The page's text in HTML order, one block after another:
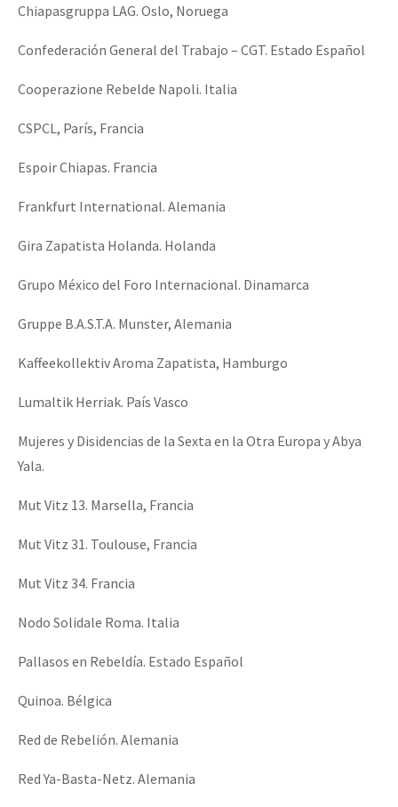
Chiapasgruppa LAG. Oslo, Noruega
Confederación General del Trabajo – CGT. Estado Español
Cooperazione Rebelde Napoli. Italia
CSPCL, París, Francia
Espoir Chiapas. Francia
Frankfurt International. Alemania
Gira Zapatista Holanda. Holanda
Grupo México del Foro Internacional. Dinamarca
Gruppe B.A.S.T.A. Munster, Alemania
Kaffeekollektiv Aroma Zapatista, Hamburgo
Lumaltik Herriak. País Vasco
Mujeres y Disidencias de la Sexta en la Otra Europa y Abya
Yala.
Mut Vitz 13. Marsella, Francia
Mut Vitz 31. Toulouse, Francia
Mut Vitz 34. Francia
Nodo Solidale Roma. Italia
Pallasos en Rebeldía. Estado Español
Quinoa. Bélgica
Red de Rebelión. Alemania
Red Ya-Basta-Netz. Alemania